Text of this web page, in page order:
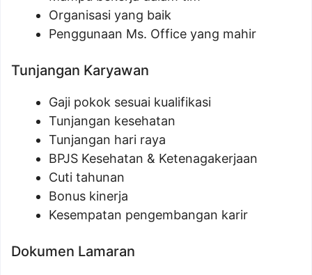
Organisasi yang baik
Penggunaan Ms. Office yang mahir
Tunjangan Karyawan
Gaji pokok sesuai kualifikasi
Tunjangan kesehatan
Tunjangan hari raya
BPJS Kesehatan & Ketenagakerjaan
Cuti tahunan
Bonus kinerja
Kesempatan pengembangan karir
Dokumen Lamaran